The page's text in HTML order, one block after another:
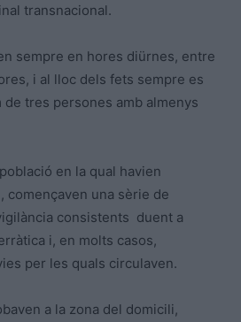
transnacional.
sempre en hores diürnes, entre
i al lloc dels fets sempre es
tres persones amb almenys
en la qual havien
començaven una sèrie de
consistents duent a
i, en molts casos,
per les quals circulaven.
a la zona del domicili,